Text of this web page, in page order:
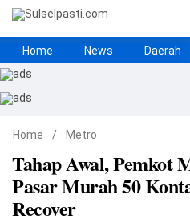
Home
News
Daerah
Ekonomi
Gaya Hidup
Kesehatan
Metro
Nasional
Hukrim
Olahraga
Politik
UMKM
Opini
Home News Daerah
Home / Metro
Tahap Awal, Pemkot
Pasar Murah 50
Recover